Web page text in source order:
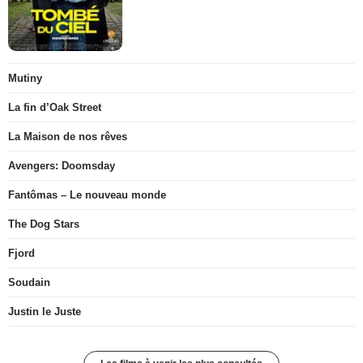
Mutiny
La fin d’Oak Street
La Maison de nos rêves
Avengers: Doomsday
Fantômas – Le nouveau monde
The Dog Stars
Fjord
Soudain
Justin le Juste